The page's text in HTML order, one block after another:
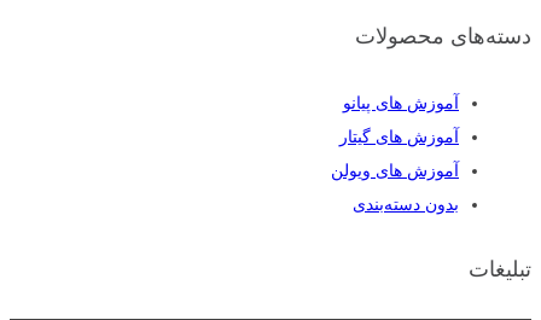
دسته‌های محصولات
آموزش های پیانو
آموزش های گیتار
آموزش های ویولن
بدون دسته‌بندی
تبلیغات